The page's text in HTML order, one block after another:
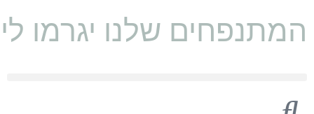
המתנפחים שלנו יגרמו